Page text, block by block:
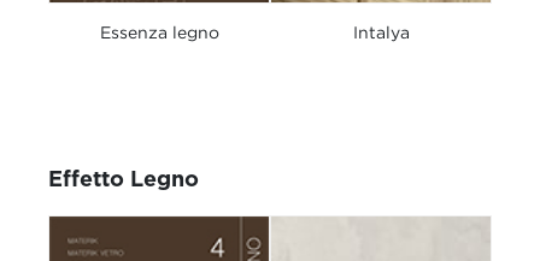
Essenza legno Intalya
Effetto Legno